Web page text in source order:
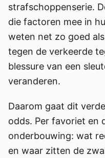
strafschoppenserie.
die factoren mee in
weten net zo goed
tegen de verkeerde
blessure van een
veranderen.
Daarom gaat dit
odds. Per favoriet en
onderbouwing: wat
en waar zitten de